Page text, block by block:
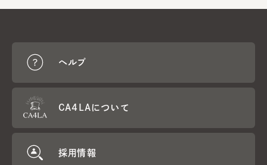
ヘルプ
CA4LAについて
採用情報